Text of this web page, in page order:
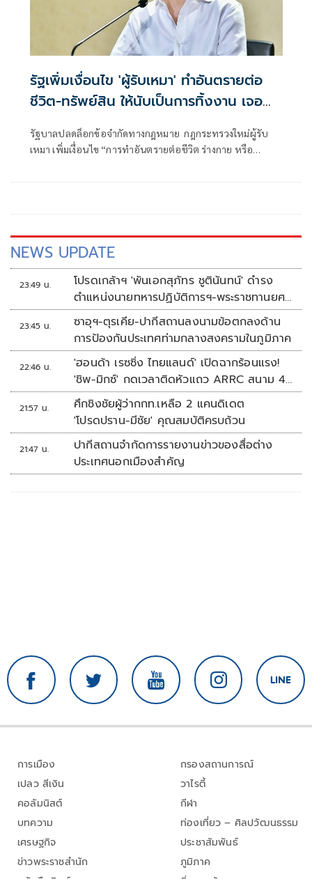
รัฐเพิ่มเงื่อนไข 'ผู้รับเหมา' ทำอันตรายต่อ
ชีวิต-ทรัพย์สิน ให้นับเป็นการทิ้งงาน เจอ
ลงโทษหนัก
รัฐบาลปลดล็อกข้อจำกัดทางกฎหมาย กฎกระทรวงใหม่ผู้รับ
เหมา เพิ่มเงื่อนไข “การทำอันตรายต่อชีวิต ร่างกาย หรือ
NEWS UPDATE
23:49 น.
โปรดเกล้าฯ 'พันเอกสุภัทร ชูตินันทน์' ดำรง
ตำแหน่งนายทหารปฏิบัติการฯ-พระราชทานยศ
'พลตรี'
23:45 น.
ซาอุฯ-ตุรเคีย-ปากีสถานลงนามข้อตกลงด้าน
การป้องกันประเทศท่ามกลางสงครามในภูมิภาค
22:46 น.
'ฮอนด้า เรซซิ่ง ไทยแลนด์' เปิดฉากร้อนแรง!
'ชิพ-มิกซ์' กดเวลาติดหัวแถว ARRC สนาม 4
ที่มัลดาลิกา
21:57 น.
ศึกชิงชัยผู้ว่ากกท.เหลือ 2 แคนดิเดต
'โปรดปราน-มีชัย' คุณสมบัติครบถ้วน
21:47 น.
ปากีสถานจำกัดการรายงานข่าวของสื่อต่าง
ประเทศนอกเมืองสำคัญ
การเมือง
เปลว สีเงิน
คอลัมนิสต์
บทความ
เศรษฐกิจ
ข่าวพระราชสำนัก
กรองสถานการณ์
วาไรตี้
กีฬา
ท่องเที่ยว – ศิลปวัฒนธรรม
ประชาสัมพันธ์
ภูมิภาค